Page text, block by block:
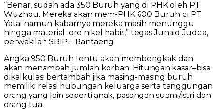
“Benar, sudah ada 350 Buruh yang di PHK oleh PT.
Wuzhou. Mereka akan mem-PHK 600 Buruh di PT
Yatai namun kabarnya mereka masih menunggu
hingga material ore nikel habis,” tegas Junaid Judda,
perwakilan SBIPE Bantaeng
Angka 950 Buruh tentu akan membengkak dan
akan menambah jumlah korban. Hitungan kasar–bisa
dikalkulasi bertambah jika masing-masing buruh
memiliki relasi hubungan keluarga serta tanggungan
orang yang lain seperti anak, pasangan suami/istri dan
orang tua.